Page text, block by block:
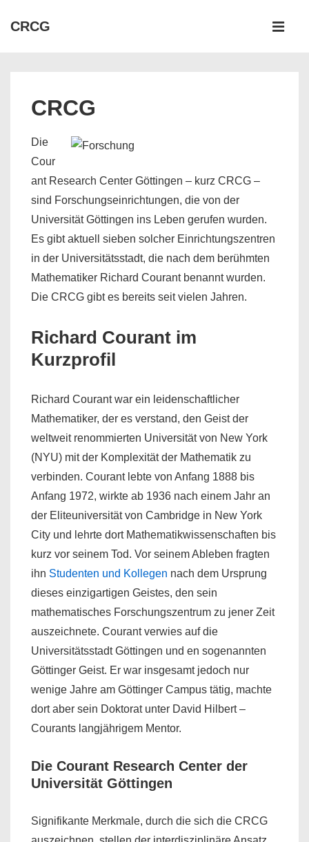
ZumCRCG
CRCG
Die
Cour
ant Research Center Göttingen – kurz CRCG –
sind Forschungseinrichtungen, die von der
Universität Göttingen ins Leben gerufen wurden.
Es gibt aktuell sieben solcher Einrichtungszentren
in der Universitätsstadt, die nach dem berühmten
Mathematiker Richard Courant benannt wurden.
Die CRCG gibt es bereits seit vielen Jahren.
Richard Courant im
Kurzprofil
Richard Courant war ein leidenschaftlicher
Mathematiker, der es verstand, den Geist der
weltweit renommierten Universität von New York
(NYU) mit der Komplexität der Mathematik zu
verbinden. Courant lebte von Anfang 1888 bis
Anfang 1972, wirkte ab 1936 nach einem Jahr an
der Eliteuniversität von Cambridge in New York
City und lehrte dort Mathematikwissenschaften bis
kurz vor seinem Tod. Vor seinem Ableben fragten
ihn Studenten und Kollegen nach dem Ursprung
dieses einzigartigen Geistes, den sein
mathematisches Forschungszentrum zu jener Zeit
auszeichnete. Courant verwies auf die
Universitätsstadt Göttingen und en sogenannten
Göttinger Geist. Er war insgesamt jedoch nur
wenige Jahre am Göttinger Campus tätig, machte
dort aber sein Doktorat unter David Hilbert –
Courants langjährigem Mentor.
Die Courant Research Center der
Universität Göttingen
Signifikante Merkmale, durch die sich die CRCG